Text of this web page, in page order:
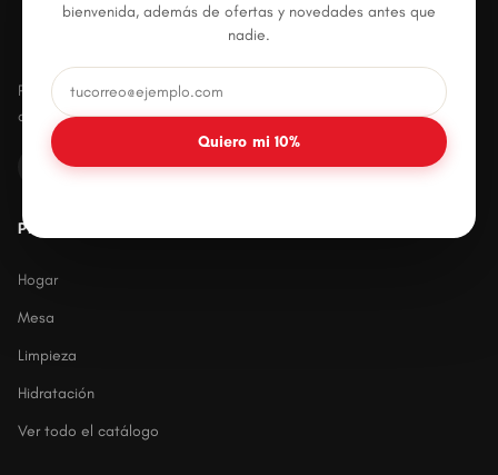
bienvenida, además de ofertas y novedades antes que
nadie.
Quiero mi 10%
Productos plásticos innovadores, prácticos y
duraderos para el hogar mexicano.
PRODUCTOS
Hogar
Mesa
Limpieza
Hidratación
Ver todo el catálogo